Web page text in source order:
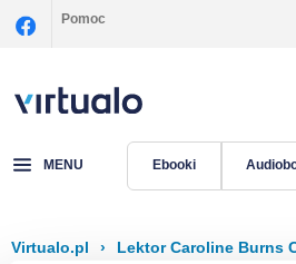
Pomoc
MENU Ebooki
Virtualo.pl › Lektor Caroline Burns